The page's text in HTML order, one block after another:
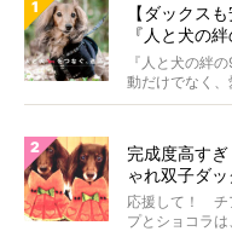
【ダックス
『人と犬の
『人と犬の絆
動だけでなく
あ...
完成度高す
ゃれ双子ダ
応援して！ チ
プとショコラ